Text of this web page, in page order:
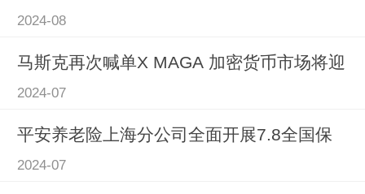
2024-08
马斯克再次喊单X MAGA 加密货币市场将迎
2024-07
平安养老险上海分公司全面开展7.8全国保
2024-07